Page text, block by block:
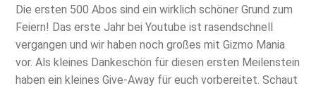
Die ersten 500 Abos sind ein wirklich schöner Grund zum
Feiern! Das erste Jahr bei Youtube ist rasendschnell
vergangen und wir haben noch großes mit Gizmo Mania
vor. Als kleines Dankeschön für diesen ersten Meilenstein
haben ein kleines Give-Away für euch vorbereitet. Schaut